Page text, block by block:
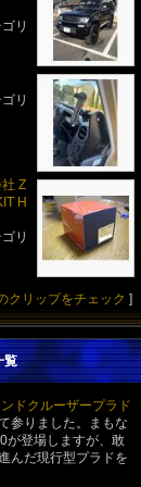
リ
リ
Z
H
リ
クリップをチェック ]
覧
ンドクルーザープラド
参りました。まもな
が登場しますが、敢
んだ現行型プラドを